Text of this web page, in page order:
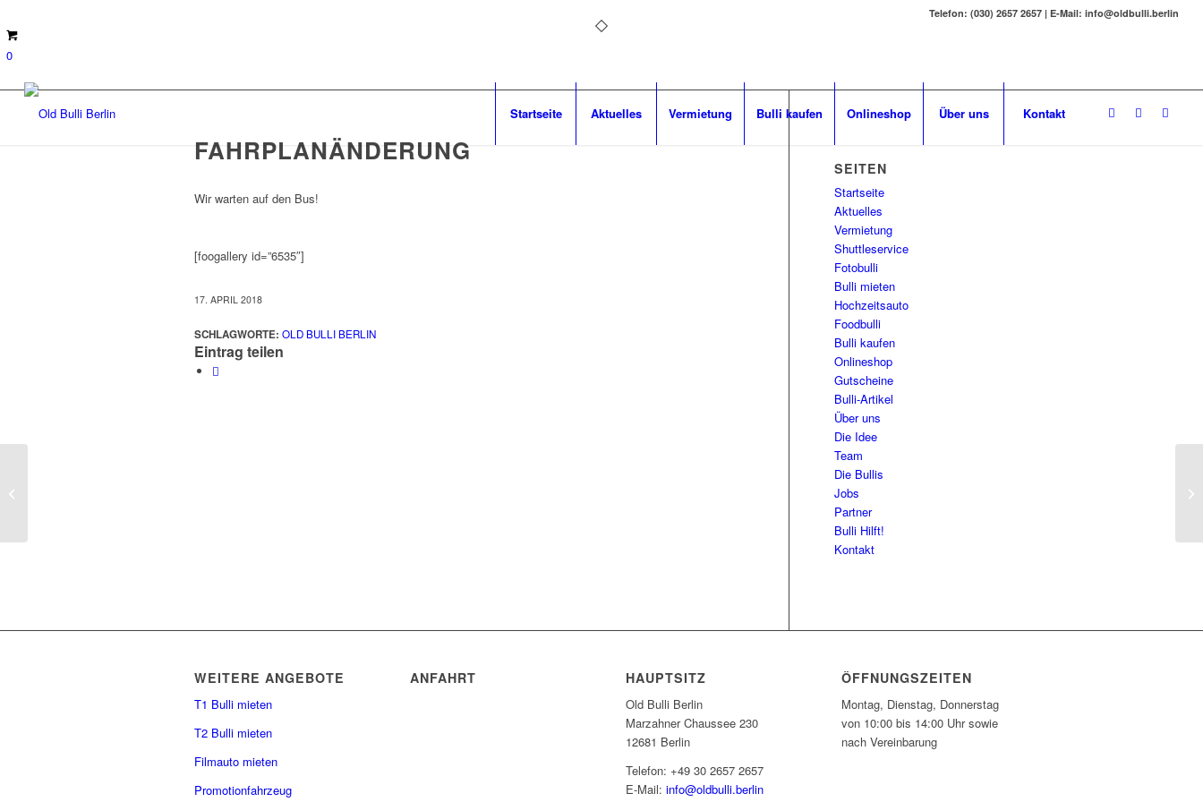
Telefon: (030) 2657 2657 | E-Mail: info@oldbulli.berlin
0
Startseite Aktuelles Vermietung Bulli kaufen Onlineshop Über uns Kontakt
FAHRPLANÄNDERUNG
Wir warten auf den Bus!
[foogallery id=”6535″]
17. APRIL 2018
SCHLAGWORTE: OLD BULLI BERLIN
Eintrag teilen
SEITEN
Startseite
Aktuelles
Vermietung
Shuttleservice
Fotobulli
Bulli mieten
Hochzeitsauto
Foodbulli
Bulli kaufen
Onlineshop
Gutscheine
Bulli-Artikel
Über uns
Die Idee
Team
Die Bullis
Jobs
Partner
Bulli Hilft!
Kontakt
WEITERE ANGEBOTE
T1 Bulli mieten
T2 Bulli mieten
Filmauto mieten
Promotionfahrzeug
ANFAHRT HAUPTSITZ
Old Bulli Berlin
Marzahner Chaussee 230
12681 Berlin
Telefon: +49 30 2657 2657
E-Mail:info@oldbulli.berlin
ÖFFNUNGSZEITEN
Montag, Dienstag, Donnerstag
von 10:00 bis 14:00 Uhr sowie
nach Vereinbarung